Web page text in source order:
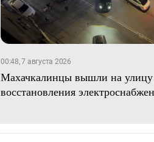
00:48, 7 августа 2026
Махачкалинцы вышли на улицу
восстановления